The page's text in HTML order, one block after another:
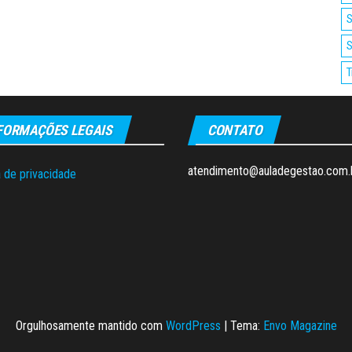
LEGAIS
de privacidade
CONTATO
Orgulhosamente mantido com WordPress | Tema: Envo Magazine